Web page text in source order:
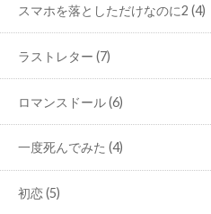
スマホを落としただけなのに2(4)
ラストレター(7)
ロマンスドール(6)
一度死んでみた(4)
初恋(5)